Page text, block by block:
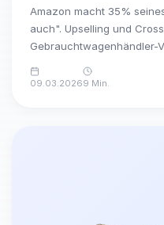
Amazon macht 35%
auch". Upselling und
Gebrauchtwagenhändler-
09.03.20269 Min.